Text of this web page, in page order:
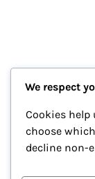
We respect
Cookies help
choose
decline non-